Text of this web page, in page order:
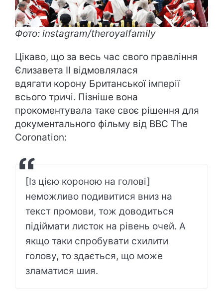
Фото: instagram/theroyalfamily
Цікаво, що за весь час свого правління
Єлизавета ІІ відмовлялася
вдягати корону Британської імперії
всього тричі. Пізніше вона
прокоментувала таке своє рішення для
документального фільму від BBC The
Coronation:
[Із цією короною на голові]
неможливо подивитися вниз на
текст промови, тож доводиться
підіймати листок на рівень очей. А
якщо таки спробувати схилити
голову, то здається, що може
зламатися шия.